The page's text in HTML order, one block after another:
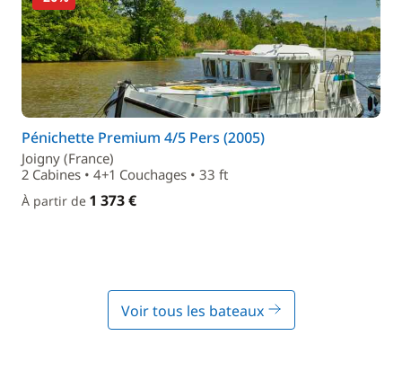
Pénichette Premium 4/5 Pers (2005)
Joigny (France)
2 Cabines • 4+1 Couchages • 33 ft
À partir de 1 373 €
Voir tous les bateaux